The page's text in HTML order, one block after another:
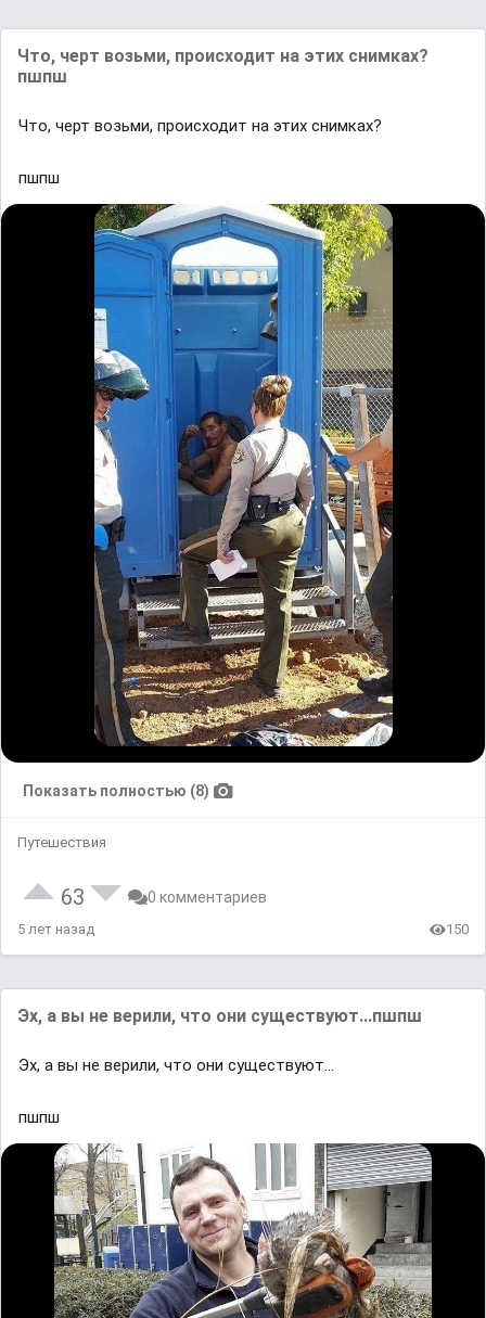
Что, черт возьми, происходит на этих снимках?
пшпш
Что, черт возьми, происходит на этих снимках?
пшпш
Показать полностью (8)
Путешествия
63 0 комментариев
5 лет назад 150
Эх, а вы не верили, что они существуют...пшпш
Эх, а вы не верили, что они существуют...
пшпш